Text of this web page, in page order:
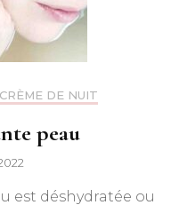
CRÈME DE NUIT
peau
est déshydratée ou